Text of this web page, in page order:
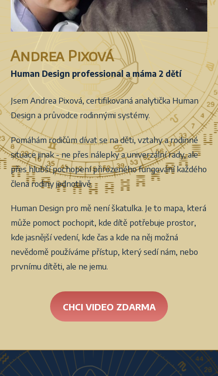
Andrea Pixová
Human Design professional a máma 2 dětí
Jsem Andrea Pixová, certifikovaná analytička Human
Design a průvodce rodinnými systémy.
Pomáhám rodičům dívat se na děti, vztahy a rodinné
situace jinak - ne přes nálepky a univerzální rady, ale
přes hlubší pochopení přirozeného fungování každého
člena rodiny jednotlivě.
Human Design pro mě není škatulka. Je to mapa, která
může pomoct pochopit, kde dítě potřebuje prostor,
kde jasnější vedení, kde čas a kde na něj možná
nevědomě používáme přístup, který sedí nám, nebo
prvnímu dítěti, ale ne jemu.
CHCI VIDEO ZDARMA